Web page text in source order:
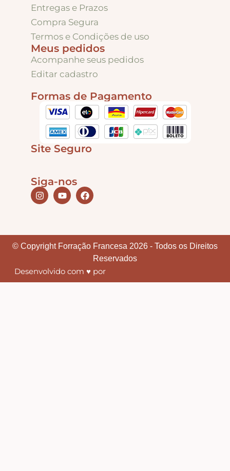
Entregas e Prazos
Compra Segura
Termos e Condições de uso
Meus pedidos
Acompanhe seus pedidos
Editar cadastro
Formas de Pagamento
Site Seguro
Siga-nos
© Copyright Forração Francesa 2026 - Todos os Direitos
Reservados
Desenvolvido com ♥ por